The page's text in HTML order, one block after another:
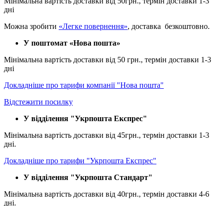
дні
Можна зробити «Легке повернення», доставка безкоштовно.
У поштомат «Нова пошта»
Мінімальна вартість доставки від 50 грн., термін доставки 1-3
дні
Докладніше про тарифи компанії "Нова пошта"
Відстежити посилку
У відділення "Укрпошта Експрес"
Мінімальна вартість доставки від 45грн., термін доставки 1-3
дні.
Докладніше про тарифи "Укрпошта Експрес"
У відділення "Укрпошта Стандарт"
Мінімальна вартість доставки від 40грн., термін доставки 4-6
дні.